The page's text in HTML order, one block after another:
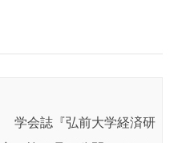
学会誌『弘前大学経済研